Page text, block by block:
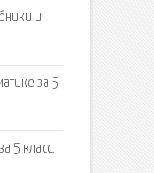
и
за 5
5 класс.